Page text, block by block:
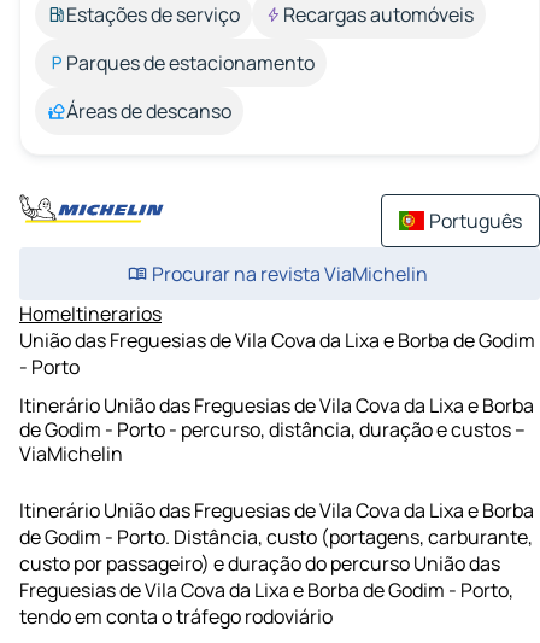
Estações de serviço
Recargas automóveis
Parques de estacionamento
Áreas de descanso
Português
Procurar na revista ViaMichelin
HomeItinerarios
União das Freguesias de Vila Cova da Lixa e Borba de Godim
- Porto
Itinerário União das Freguesias de Vila Cova da Lixa e Borba
de Godim - Porto - percurso, distância, duração e custos –
ViaMichelin
Itinerário União das Freguesias de Vila Cova da Lixa e Borba
de Godim - Porto. Distância, custo (portagens, carburante,
custo por passageiro) e duração do percurso União das
Freguesias de Vila Cova da Lixa e Borba de Godim - Porto,
tendo em conta o tráfego rodoviário